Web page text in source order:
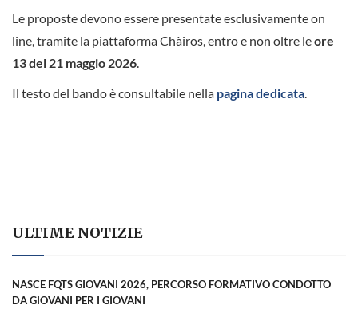
Le proposte devono essere presentate esclusivamente on
line, tramite la piattaforma Chàiros, entro e non oltre leore
13 del 21 maggio 2026.
Il testo del bando è consultabile nella pagina dedicata.
ULTIME NOTIZIE
NASCE FQTS GIOVANI 2026, PERCORSO FORMATIVO CONDOTTO
DA GIOVANI PER I GIOVANI